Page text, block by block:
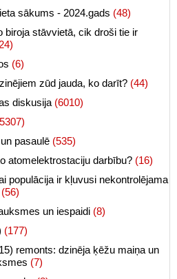
sākums - 2024.gads (48)
biroja stāvvietā, cik droši tie ir
(6)
zūd jauda, ko darīt? (44)
diskusija (6010)
pasaulē (535)
atomelektrostaciju darbību? (16)
populācija ir kļuvusi nekontrolējama
(56)
un iespaidi (8)
(177)
remonts: dzinēja ķēžu maiņa un
(7)